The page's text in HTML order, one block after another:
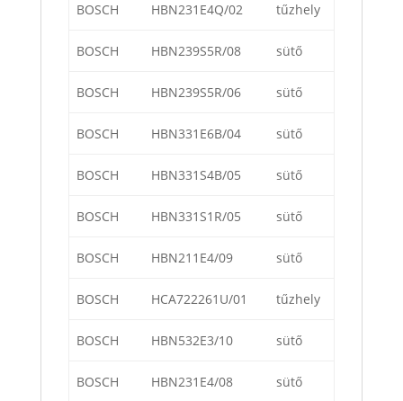
BOSCH HBN231E4Q/02 tűzhely
BOSCH HBN239S5R/08 sütő
BOSCH HBN239S5R/06 sütő
BOSCH HBN331E6B/04 sütő
BOSCH HBN331S4B/05 sütő
BOSCH HBN331S1R/05 sütő
BOSCH HBN211E4/09 sütő
BOSCH HCA722261U/01 tűzhely
BOSCH HBN532E3/10 sütő
BOSCH HBN231E4/08 sütő